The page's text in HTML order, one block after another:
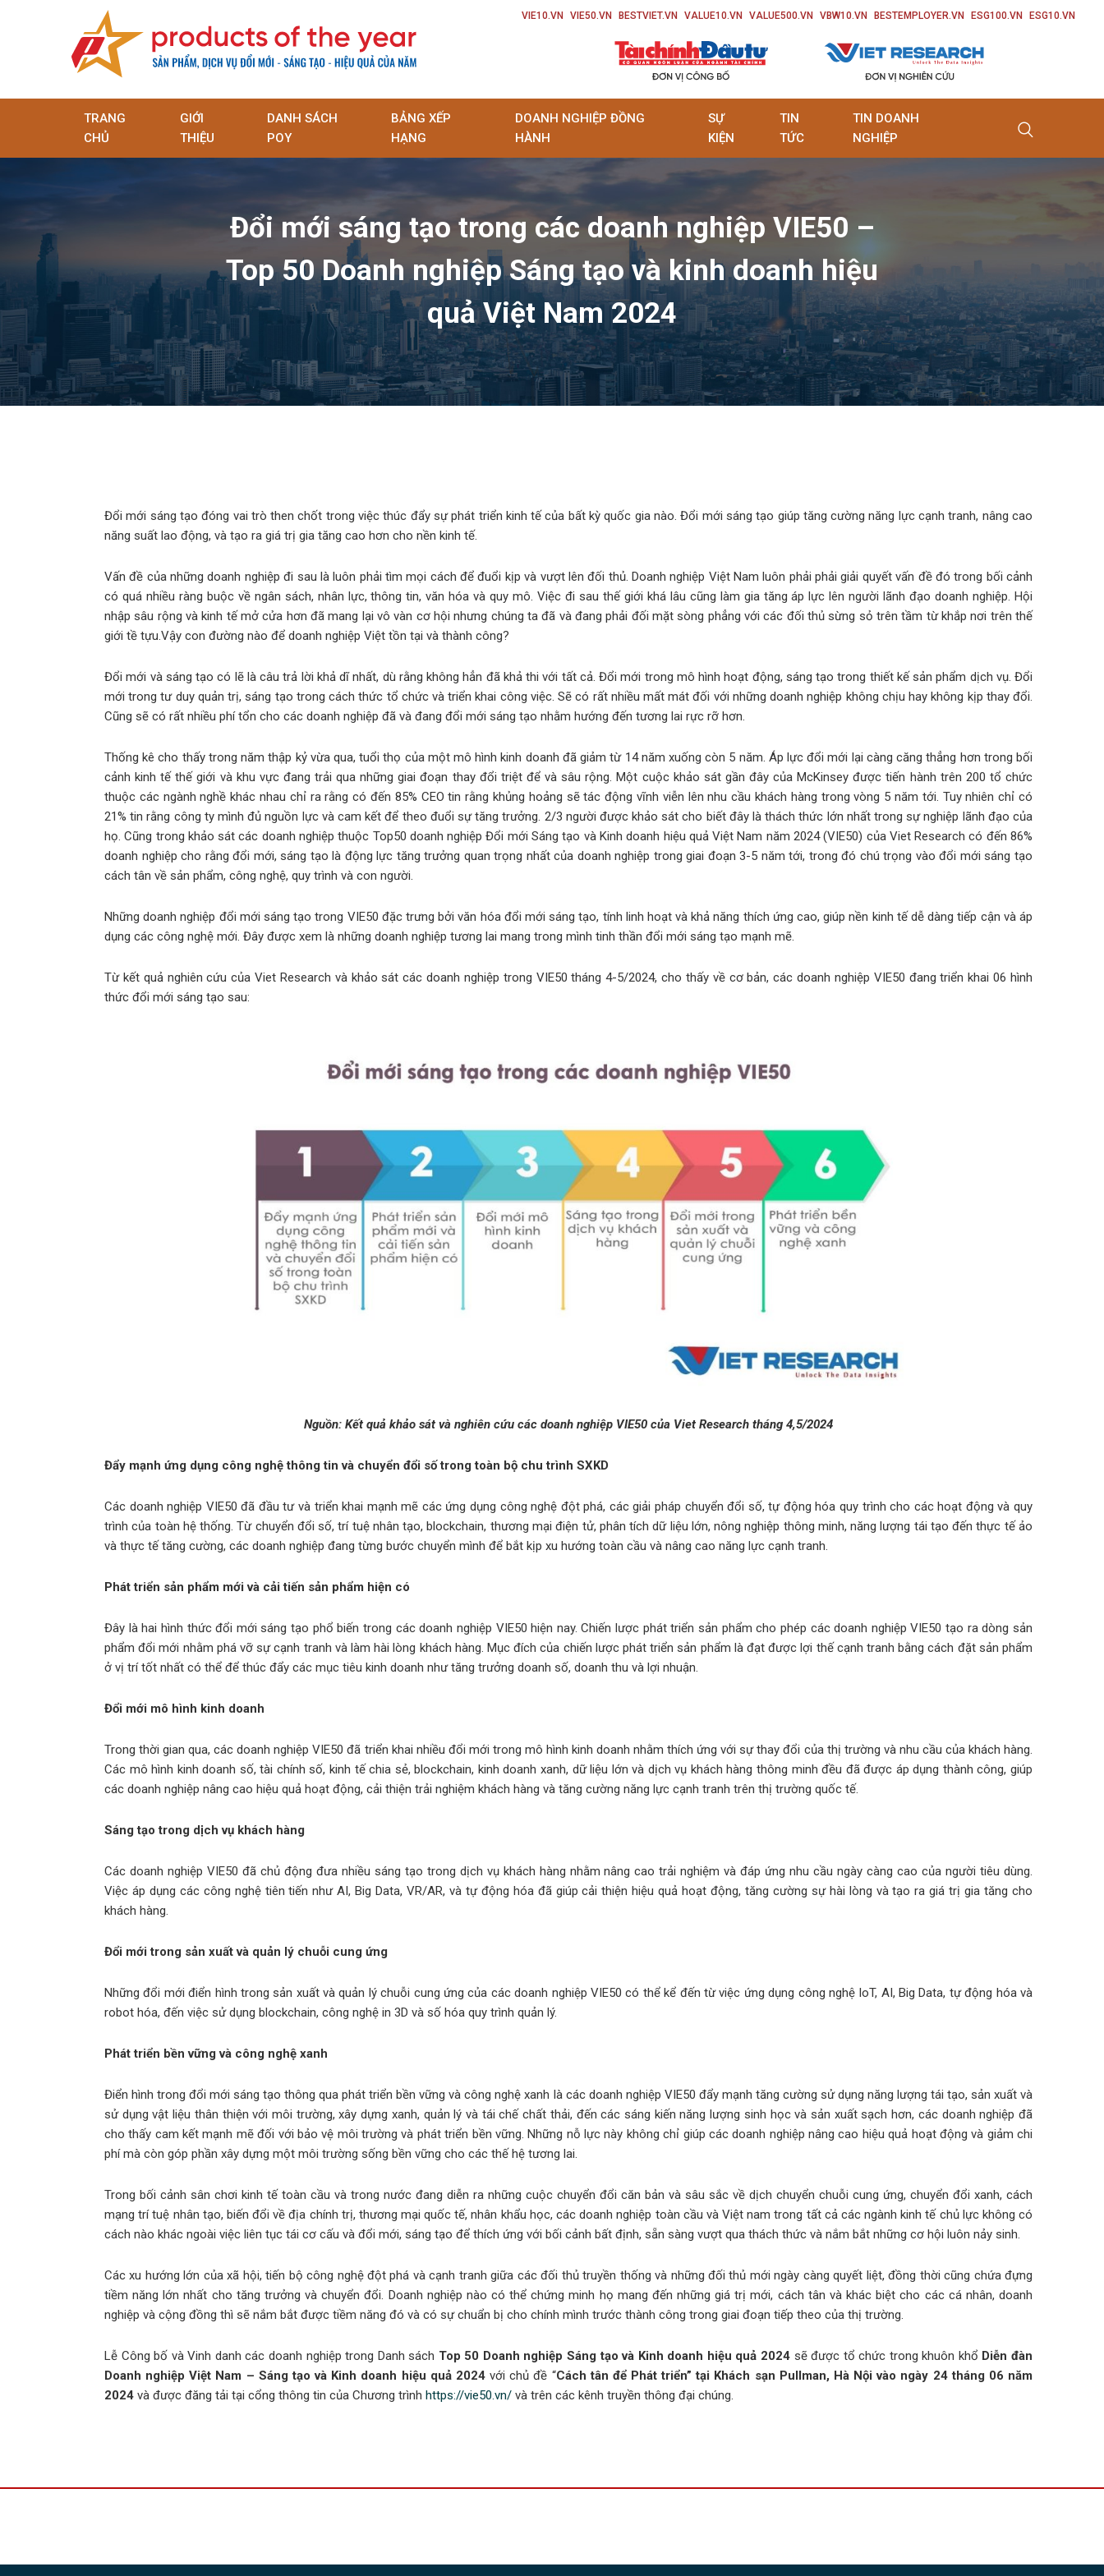
VIE10.VN VIE50.VN BESTVIET.VN VALUE10.VN VALUE500.VN VBW10.VN BESTEMPLOYER.VN ESG100.VN ESG10.VN
TRANG
CHỦ
GIỚI
THIỆU
DANH SÁCH
POY
BẢNG XẾP
HẠNG
DOANH NGHIỆP ĐỒNG
HÀNH
SỰ
KIỆN
TIN
TỨC
TIN DOANH
NGHIỆP
Đổi mới sáng tạo trong các doanh nghiệp VIE50 –
Top 50 Doanh nghiệp Sáng tạo và kinh doanh hiệu
quả Việt Nam 2024
Đổi mới sáng tạo đóng vai trò then chốt trong việc thúc đẩy sự phát triển kinh tế của bất kỳ quốc gia nào. Đổi mới sáng tạo giúp tăng cường năng lực cạnh tranh, nâng cao
năng suất lao động, và tạo ra giá trị gia tăng cao hơn cho nền kinh tế.
Vấn đề của những doanh nghiệp đi sau là luôn phải tìm mọi cách để đuổi kịp và vượt lên đối thủ. Doanh nghiệp Việt Nam luôn phải phải giải quyết vấn đề đó trong bối cảnh
có quá nhiều ràng buộc về ngân sách, nhân lực, thông tin, văn hóa và quy mô. Việc đi sau thế giới khá lâu cũng làm gia tăng áp lực lên người lãnh đạo doanh nghiệp. Hội
nhập sâu rộng và kinh tế mở cửa hơn đã mang lại vô vàn cơ hội nhưng chúng ta đã và đang phải đối mặt sòng phẳng với các đối thủ sừng sỏ trên tầm từ khắp nơi trên thế
giới tề tựu.Vậy con đường nào để doanh nghiệp Việt tồn tại và thành công?
Đổi mới và sáng tạo có lẽ là câu trả lời khả dĩ nhất, dù rằng không hẳn đã khả thi với tất cả. Đổi mới trong mô hình hoạt động, sáng tạo trong thiết kế sản phẩm dịch vụ. Đổi
mới trong tư duy quản trị, sáng tạo trong cách thức tổ chức và triển khai công việc. Sẽ có rất nhiều mất mát đối với những doanh nghiệp không chịu hay không kịp thay đổi.
Cũng sẽ có rất nhiều phí tổn cho các doanh nghiệp đã và đang đổi mới sáng tạo nhằm hướng đến tương lai rực rỡ hơn.
Thống kê cho thấy trong năm thập kỷ vừa qua, tuổi thọ của một mô hình kinh doanh đã giảm từ 14 năm xuống còn 5 năm. Áp lực đổi mới lại càng căng thẳng hơn trong bối
cảnh kinh tế thế giới và khu vực đang trải qua những giai đoạn thay đổi triệt để và sâu rộng. Một cuộc khảo sát gần đây của McKinsey được tiến hành trên 200 tổ chức
thuộc các ngành nghề khác nhau chỉ ra rằng có đến 85% CEO tin rằng khủng hoảng sẽ tác động vĩnh viễn lên nhu cầu khách hàng trong vòng 5 năm tới. Tuy nhiên chỉ có
21% tin rằng công ty mình đủ nguồn lực và cam kết để theo đuổi sự tăng trưởng. 2/3 người được khảo sát cho biết đây là thách thức lớn nhất trong sự nghiệp lãnh đạo của
họ. Cũng trong khảo sát các doanh nghiệp thuộc Top50 doanh nghiệp Đổi mới Sáng tạo và Kinh doanh hiệu quả Việt Nam năm 2024 (VIE50) của Viet Research có đến 86%
doanh nghiệp cho rằng đổi mới, sáng tạo là động lực tăng trưởng quan trọng nhất của doanh nghiệp trong giai đoạn 3-5 năm tới, trong đó chú trọng vào đổi mới sáng tạo
cách tân về sản phẩm, công nghệ, quy trình và con người.
Những doanh nghiệp đổi mới sáng tạo trong VIE50 đặc trưng bởi văn hóa đổi mới sáng tạo, tính linh hoạt và khả năng thích ứng cao, giúp nền kinh tế dễ dàng tiếp cận và áp
dụng các công nghệ mới. Đây được xem là những doanh nghiệp tương lai mang trong mình tinh thần đổi mới sáng tạo mạnh mẽ.
Từ kết quả nghiên cứu của Viet Research và khảo sát các doanh nghiệp trong VIE50 tháng 4-5/2024, cho thấy về cơ bản, các doanh nghiệp VIE50 đang triển khai 06 hình
thức đổi mới sáng tạo sau:
Nguồn: Kết quả khảo sát và nghiên cứu các doanh nghiệp VIE50 của Viet Research tháng 4,5/2024
Đẩy mạnh ứng dụng công nghệ thông tin và chuyển đổi số trong toàn bộ chu trình SXKD
Các doanh nghiệp VIE50 đã đầu tư và triển khai mạnh mẽ các ứng dụng công nghệ đột phá, các giải pháp chuyển đổi số, tự động hóa quy trình cho các hoạt động và quy
trình của toàn hệ thống. Từ chuyển đổi số, trí tuệ nhân tạo, blockchain, thương mại điện tử, phân tích dữ liệu lớn, nông nghiệp thông minh, năng lượng tái tạo đến thực tế ảo
và thực tế tăng cường, các doanh nghiệp đang từng bước chuyển mình để bắt kịp xu hướng toàn cầu và nâng cao năng lực cạnh tranh.
Phát triển sản phẩm mới và cải tiến sản phẩm hiện có
Đây là hai hình thức đổi mới sáng tạo phổ biến trong các doanh nghiệp VIE50 hiện nay. Chiến lược phát triển sản phẩm cho phép các doanh nghiệp VIE50 tạo ra dòng sản
phẩm đổi mới nhằm phá vỡ sự cạnh tranh và làm hài lòng khách hàng. Mục đích của chiến lược phát triển sản phẩm là đạt được lợi thế cạnh tranh bằng cách đặt sản phẩm
ở vị trí tốt nhất có thể để thúc đẩy các mục tiêu kinh doanh như tăng trưởng doanh số, doanh thu và lợi nhuận.
Đổi mới mô hình kinh doanh
Trong thời gian qua, các doanh nghiệp VIE50 đã triển khai nhiều đổi mới trong mô hình kinh doanh nhằm thích ứng với sự thay đổi của thị trường và nhu cầu của khách hàng.
Các mô hình kinh doanh số, tài chính số, kinh tế chia sẻ, blockchain, kinh doanh xanh, dữ liệu lớn và dịch vụ khách hàng thông minh đều đã được áp dụng thành công, giúp
các doanh nghiệp nâng cao hiệu quả hoạt động, cải thiện trải nghiệm khách hàng và tăng cường năng lực cạnh tranh trên thị trường quốc tế.
Sáng tạo trong dịch vụ khách hàng
Các doanh nghiệp VIE50 đã chủ động đưa nhiều sáng tạo trong dịch vụ khách hàng nhằm nâng cao trải nghiệm và đáp ứng nhu cầu ngày càng cao của người tiêu dùng.
Việc áp dụng các công nghệ tiên tiến như AI, Big Data, VR/AR, và tự động hóa đã giúp cải thiện hiệu quả hoạt động, tăng cường sự hài lòng và tạo ra giá trị gia tăng cho
khách hàng.
Đổi mới trong sản xuất và quản lý chuỗi cung ứng
Những đổi mới điển hình trong sản xuất và quản lý chuỗi cung ứng của các doanh nghiệp VIE50 có thể kể đến từ việc ứng dụng công nghệ IoT, AI, Big Data, tự động hóa và
robot hóa, đến việc sử dụng blockchain, công nghệ in 3D và số hóa quy trình quản lý.
Phát triển bền vững và công nghệ xanh
Điển hình trong đổi mới sáng tạo thông qua phát triển bền vững và công nghệ xanh là các doanh nghiệp VIE50 đẩy mạnh tăng cường sử dụng năng lượng tái tạo, sản xuất và
sử dụng vật liệu thân thiện với môi trường, xây dựng xanh, quản lý và tái chế chất thải, đến các sáng kiến năng lượng sinh học và sản xuất sạch hơn, các doanh nghiệp đã
cho thấy cam kết mạnh mẽ đối với bảo vệ môi trường và phát triển bền vững. Những nỗ lực này không chỉ giúp các doanh nghiệp nâng cao hiệu quả hoạt động và giảm chi
phí mà còn góp phần xây dựng một môi trường sống bền vững cho các thế hệ tương lai.
Trong bối cảnh sân chơi kinh tế toàn cầu và trong nước đang diễn ra những cuộc chuyển đổi căn bản và sâu sắc về dịch chuyển chuỗi cung ứng, chuyển đổi xanh, cách
mạng trí tuệ nhân tạo, biến đổi về địa chính trị, thương mại quốc tế, nhân khẩu học, các doanh nghiệp toàn cầu và Việt nam trong tất cả các ngành kinh tế chủ lực không có
cách nào khác ngoài việc liên tục tái cơ cấu và đổi mới, sáng tạo để thích ứng với bối cảnh bất định, sẵn sàng vượt qua thách thức và nắm bắt những cơ hội luôn nảy sinh.
Các xu hướng lớn của xã hội, tiến bộ công nghệ đột phá và cạnh tranh giữa các đối thủ truyền thống và những đối thủ mới ngày càng quyết liệt, đồng thời cũng chứa đựng
tiềm năng lớn nhất cho tăng trưởng và chuyển đổi. Doanh nghiệp nào có thể chứng minh họ mang đến những giá trị mới, cách tân và khác biệt cho các cá nhân, doanh
nghiệp và cộng đồng thì sẽ nắm bắt được tiềm năng đó và có sự chuẩn bị cho chính mình trước thành công trong giai đoạn tiếp theo của thị trường.
Lễ Công bố và Vinh danh các doanh nghiệp trong Danh sách Top 50 Doanh nghiệp Sáng tạo và Kinh doanh hiệu quả 2024sẽ được tổ chức trong khuôn khổ Diễn đàn
Doanh nghiệp Việt Nam – Sáng tạo và Kinh doanh hiệu quả 2024với chủ đề “Cách tân để Phát triển” tại Khách sạn Pullman, Hà Nội vào ngày 24 tháng 06 năm
2024 và được đăng tải tại cổng thông tin của Chương trình https://vie50.vn/ và trên các kênh truyền thông đại chúng.